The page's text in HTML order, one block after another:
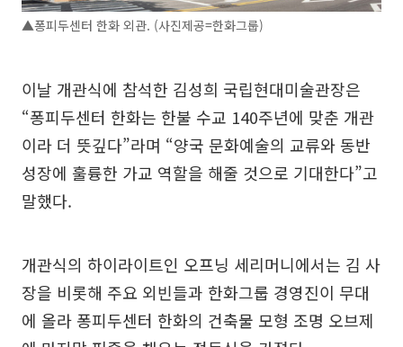
▲퐁피두센터 한화 외관. (사진제공=한화그룹)
이날 개관식에 참석한 김성희 국립현대미술관장은
“퐁피두센터 한화는 한불 수교 140주년에 맞춘 개관
이라 더 뜻깊다”라며 “양국 문화예술의 교류와 동반
성장에 훌륭한 가교 역할을 해줄 것으로 기대한다”고
말했다.
개관식의 하이라이트인 오프닝 세리머니에서는 김 사
장을 비롯해 주요 외빈들과 한화그룹 경영진이 무대
에 올라 퐁피두센터 한화의 건축물 모형 조명 오브제